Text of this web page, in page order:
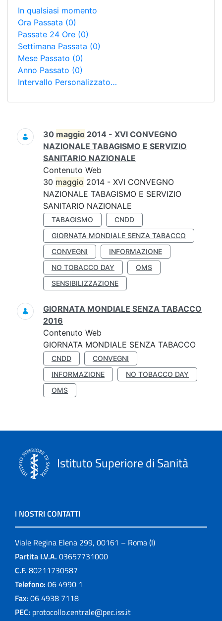
In qualsiasi momento
Ora Passata (0)
Passate 24 Ore (0)
Settimana Passata (0)
Mese Passato (0)
Anno Passato (0)
Intervallo Personalizzato…
Ricerca
30 maggio 2014 - XVI CONVEGNO
NAZIONALE TABAGISMO E SERVIZIO
SANITARIO NAZIONALE
Contenuto Web
30 maggio 2014 - XVI CONVEGNO
NAZIONALE TABAGISMO E SERVIZIO
SANITARIO NAZIONALE
TABAGISMO
CNDD
GIORNATA MONDIALE SENZA TABACCO
CONVEGNI
INFORMAZIONE
NO TOBACCO DAY
OMS
SENSIBILIZZAZIONE
GIORNATA MONDIALE SENZA TABACCO
2016
Contenuto Web
GIORNATA MONDIALE SENZA TABACCO
CNDD
CONVEGNI
INFORMAZIONE
NO TOBACCO DAY
OMS
Istituto Superiore di Sanità
I NOSTRI CONTATTI
Viale Regina Elena 299, 00161 – Roma (I)
Partita I.V.A. 03657731000
C.F. 80211730587
Telefono: 06 4990 1
Fax: 06 4938 7118
PEC: protocollo.centrale@pec.iss.it